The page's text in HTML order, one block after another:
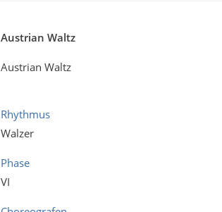
Austrian Waltz
Austrian Waltz
Rhythmus
Walzer
Phase
VI